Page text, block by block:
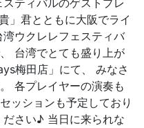
ティバルのゲストプレ
」君とともに大阪でライ
ウクレレフェスティバ
台湾でとても盛り上が
梅田店」にて、 みなさ
各プレイヤーの演奏も
ッションも予定しており
さい♪ 当日に来られな